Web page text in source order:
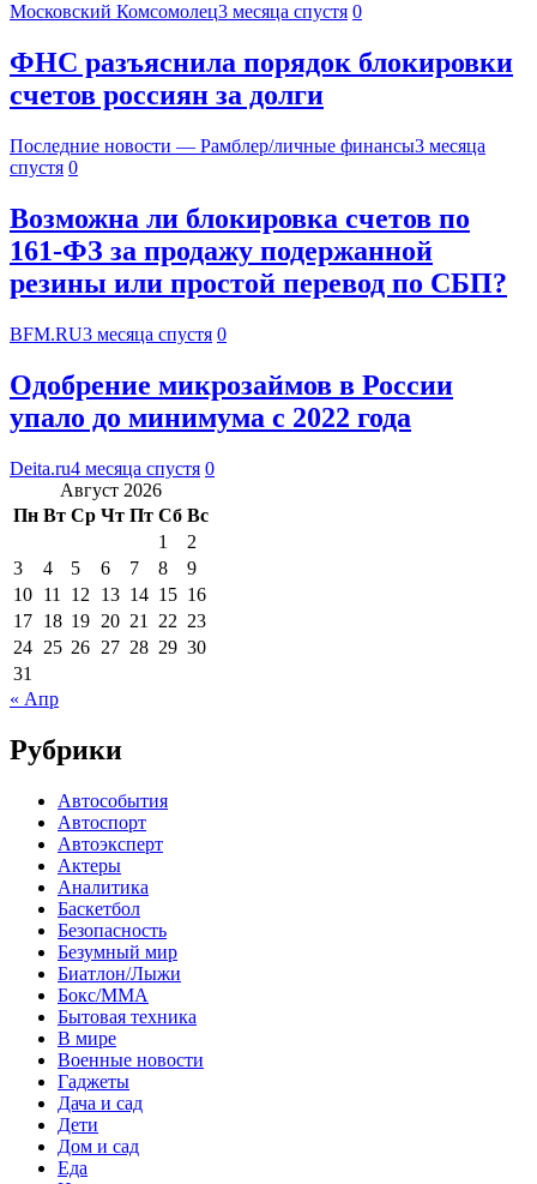
Московский Комсомолец3 месяца спустя 0
ФНС разъяснила порядок блокировки
счетов россиян за долги
Последние новости — Рамблер/личные финансы3 месяца
спустя 0
Возможна ли блокировка счетов по
161-ФЗ за продажу подержанной
резины или простой перевод по СБП?
BFM.RU3 месяца спустя 0
Одобрение микрозаймов в России
упало до минимума с 2022 года
Deita.ru4 месяца спустя 0
Август 2026
Пн Вт Ср Чт Пт Сб Вс
1
2
3
4 5 6 7 8
9
10 11 12 13 14 15 16
17 18 19 20 21 22 23
24 25 26 27 28 29 30
31
« Апр
Рубрики
Автособытия
Автоспорт
Автоэксперт
Актеры
Аналитика
Баскетбол
Безопасность
Безумный мир
Биатлон/Лыжи
Бокс/MMA
Бытовая техника
В мире
Военные новости
Гаджеты
Дача и сад
Дети
Дом и сад
Еда